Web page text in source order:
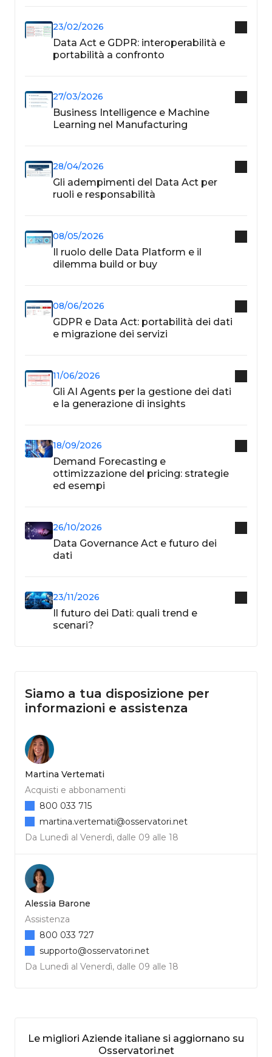
23/02/2026
Data Act e GDPR: interoperabilità e
portabilità a confronto
27/03/2026
Business Intelligence e Machine
Learning nel Manufacturing
28/04/2026
Gli adempimenti del Data Act per
ruoli e responsabilità
08/05/2026
Il ruolo delle Data Platform e il
dilemma build or buy
08/06/2026
GDPR e Data Act: portabilità dei dati
e migrazione dei servizi
11/06/2026
Gli AI Agents per la gestione dei dati
e la generazione di insights
18/09/2026
Demand Forecasting e
ottimizzazione del pricing: strategie
ed esempi
26/10/2026
Data Governance Act e futuro dei
dati
23/11/2026
Il futuro dei Dati: quali trend e
scenari?
Siamo a tua disposizione per
informazioni e assistenza
Martina Vertemati
Acquisti e abbonamenti
Da Lunedì al Venerdì, dalle 09 alle 18
800 033 715
martina.vertemati@osservatori.net
Alessia Barone
Assistenza
Da Lunedì al Venerdì, dalle 09 alle 18
800 033 727
supporto@osservatori.net
Le migliori Aziende italiane si aggiornano su
Osservatori.net